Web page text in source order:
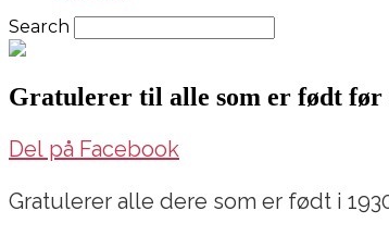
Search
Gratulerer til alle som er født før
Del på Facebook
Gratulerer alle dere som er født i